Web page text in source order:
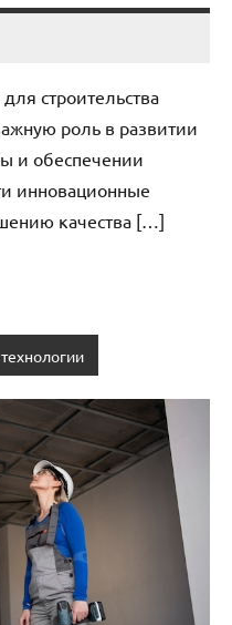
строительства
роль в развитии
и обеспечении
инновационные
качества […]